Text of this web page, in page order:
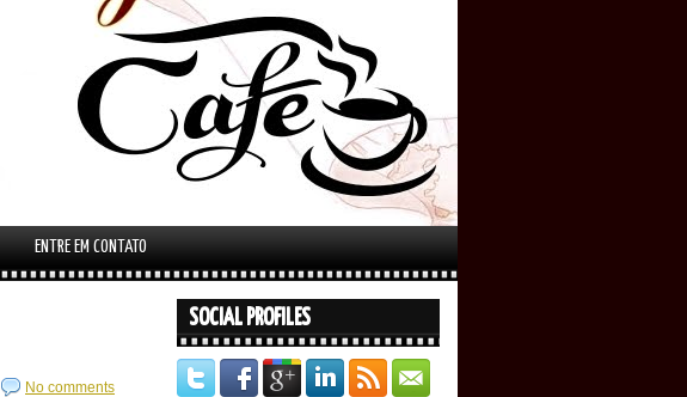
ENTRE EM CONTATO
No comments
SOCIAL PROFILES